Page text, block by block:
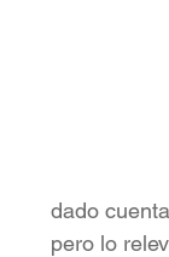
dado
pero lo